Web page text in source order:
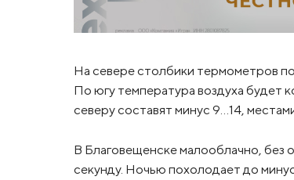
На севере столбики термометров
По югу температура воздуха будет
северу составят минус 9…14,
В Благовещенске малооблачно, без
секунду. Ночью похолодает до